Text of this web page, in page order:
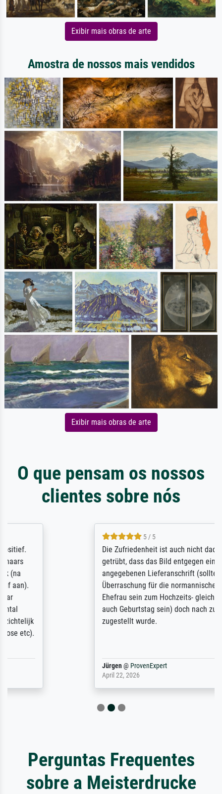
Exibir mais obras de arte
Amostra de nossos mais vendidos
Exibir mais obras de arte
O que pensam os nossos
clientes sobre nós
Die Zufriedenheit ist auch nicht dadurch
getrübt, dass das Bild entgegen einer
angegebenen Lieferanschrift (sollte eine
Überraschung für die normannische
Ehefrau sein zum Hochzeits- gleichzeitig
auch Geburtstag sein) doch nach zu Hause
ProvenExpert
Perguntas Frequentes
sobre a Meisterdrucke